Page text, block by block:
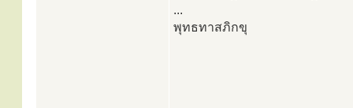
...
พุทธทาสภิกขุ